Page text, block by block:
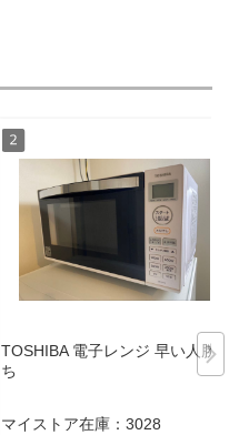
TOSHIBA 電子レンジ 早い人勝
ち
マイストア在庫： 3028